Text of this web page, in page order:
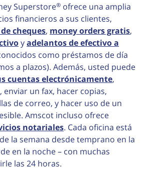
Superstore® ofrece una amplia
financieros a sus clientes,
cheques, money orders gratis,
yadelantos de efectivo a
como préstamos de día
a plazos). Además, usted puede
cuentas electrónicamente,
, enviar un fax, hacer copias,
de correo, y hacer uso de un
Amscot incluso ofrece
notariales. Cada oficina está
la semana desde temprano en la
en la noche – con muchas
las 24 horas.